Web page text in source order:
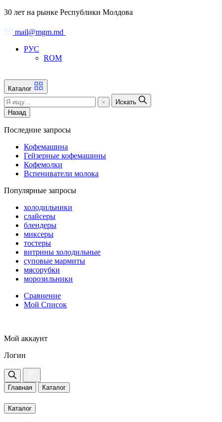
Skip
the
content
30 лет на рынке Республики Молдова
mail@mgm.md
РУС
ROM
Каталог
Искать
Назад
Последние запросы
Кофемашина
Гейзерные кофемашины
Кофемолки
Вспениватели молока
Популярные запросы
холодильники
слайсеры
блендеры
миксеры
тостеры
витрины холодильные
суповые мармиты
мясорубки
морозильники
Сравнение
Мой Список
Мой аккаунт
Логин
Главная Каталог
Каталог